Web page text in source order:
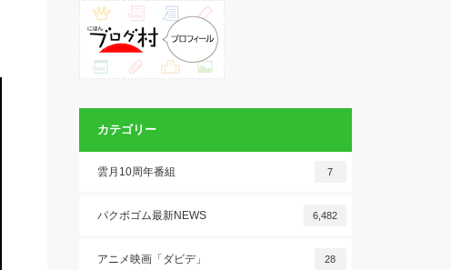
カテゴリー
雲月10周年番組 7
パクボゴム最新NEWS 6,482
アニメ映画「ダビデ」 28